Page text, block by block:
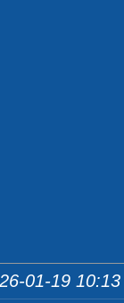
01-19